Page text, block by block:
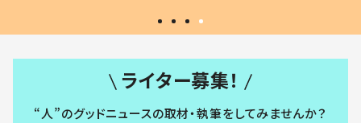
ライター募集！
“人”のグッドニュースの取材・執筆をしてみませんか？